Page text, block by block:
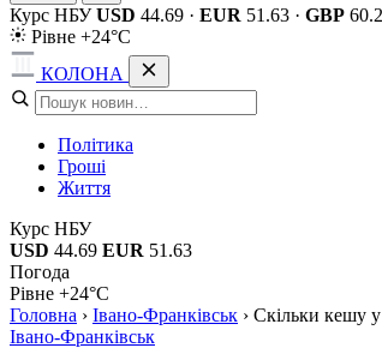
Курс НБУ USD 44.69 · EUR 51.63 · GBP
Рівне +24°C
КОЛОНА
Політика
Гроші
Життя
Курс НБУ
USD 44.69 EUR 51.63
Погода
Рівне +24°C
Головна › Івано-Франківськ › Скільки кешу
Івано-Франківськ